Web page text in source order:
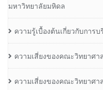
มหาวิทยาลัยมหิดล
ความรู้เบื้องต้นเกี่ยวกับการบ
ความเสี่ยงของคณะวิทยาศ
ความเสี่ยงของคณะวิทยาศ